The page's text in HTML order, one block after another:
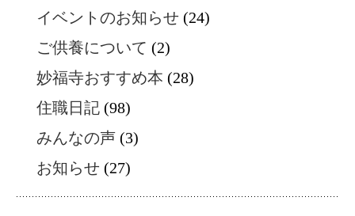
イベントのお知らせ (24)
ご供養について (2)
妙福寺おすすめ本 (28)
住職日記 (98)
みんなの声 (3)
お知らせ (27)